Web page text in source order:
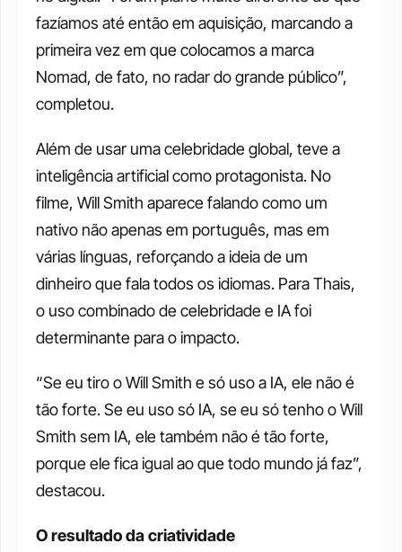
fazíamos até então em aquisição, marcando a
primeira vez em que colocamos a marca
Nomad, de fato, no radar do grande público”,
completou.
Além de usar uma celebridade global, teve a
inteligência artificial como protagonista. No
filme, Will Smith aparece falando como um
nativo não apenas em português, mas em
várias línguas, reforçando a ideia de um
dinheiro que fala todos os idiomas. Para Thais,
o uso combinado de celebridade e IA foi
determinante para o impacto.
“Se eu tiro o Will Smith e só uso a IA, ele não é
tão forte. Se eu uso só IA, se eu só tenho o Will
Smith sem IA, ele também não é tão forte,
porque ele fica igual ao que todo mundo já faz”,
destacou.
O resultado da criatividade